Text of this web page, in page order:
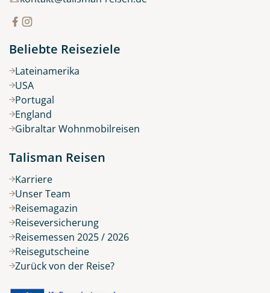
Beliebte Reiseziele
Lateinamerika
USA
Portugal
England
Gibraltar Wohnmobilreisen
Talisman Reisen
Karriere
Unser Team
Reisemagazin
Reiseversicherung
Reisemessen 2025 / 2026
Reisegutscheine
Zurück von der Reise?